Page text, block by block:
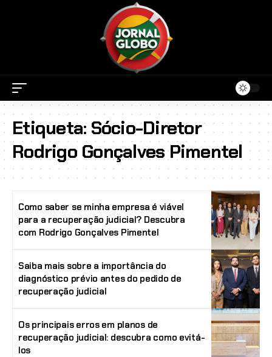
Etiqueta: Sócio-Diretor
Rodrigo Gonçalves Pimentel
Como saber se minha empresa é viável
para a recuperação judicial? Descubra
com Rodrigo Gonçalves Pimentel
Saiba mais sobre a importância do
diagnóstico prévio antes do pedido de
recuperação judicial
Os principais erros em planos de
recuperação judicial: descubra como evitá-
los